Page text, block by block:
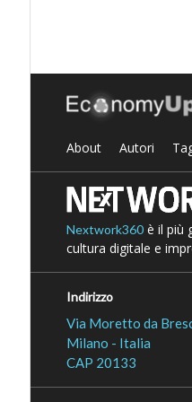
About Autori
Nextwork360è il più
cultura digitale e
Indirizzo
Via Moretto da
Milano - Italia
CAP 20133